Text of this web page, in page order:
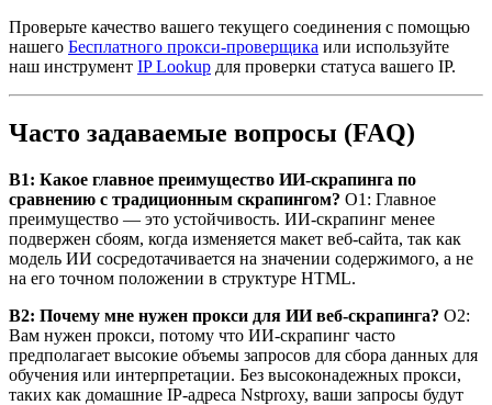
Проверьте качество вашего текущего соединения с помощью
нашего Бесплатного прокси-проверщика или используйте
наш инструмент IP Lookup для проверки статуса вашего IP.
Часто задаваемые вопросы (FAQ)
В1: Какое главное преимущество ИИ-скрапинга по
сравнению с традиционным скрапингом? О1: Главное
преимущество — это устойчивость. ИИ-скрапинг менее
подвержен сбоям, когда изменяется макет веб-сайта, так как
модель ИИ сосредотачивается на значении содержимого, а не
на его точном положении в структуре HTML.
В2: Почему мне нужен прокси для ИИ веб-скрапинга? О2:
Вам нужен прокси, потому что ИИ-скрапинг часто
предполагает высокие объемы запросов для сбора данных для
обучения или интерпретации. Без высоконадежных прокси,
таких как домашние IP-адреса Nstproxy, ваши запросы будут